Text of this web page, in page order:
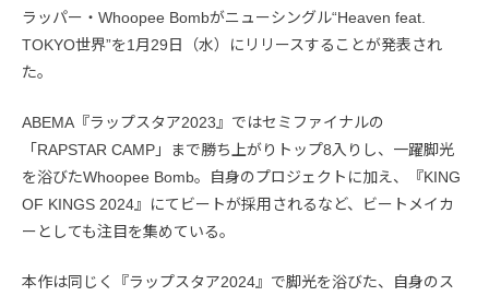
ラッパー・Whoopee Bombがニューシングル“Heaven feat.
TOKYO世界”を1月29日（水）にリリースすることが発表され
た。
ABEMA『ラップスタア2023』ではセミファイナルの
「RAPSTAR CAMP」まで勝ち上がりトップ8入りし、一躍脚光
を浴びたWhoopee Bomb。自身のプロジェクトに加え、『KING
OF KINGS 2024』にてビートが採用されるなど、ビートメイカ
ーとしても注目を集めている。
本作は同じく『ラップスタア2024』で脚光を浴びた、自身のス